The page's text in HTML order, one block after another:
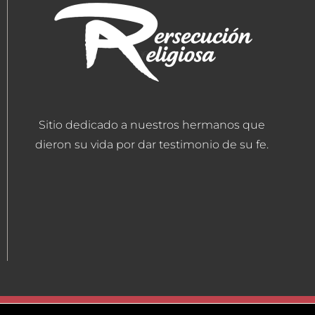
Sitio dedicado a nuestros hermanos que
dieron su vida por dar testimonio de su fe.